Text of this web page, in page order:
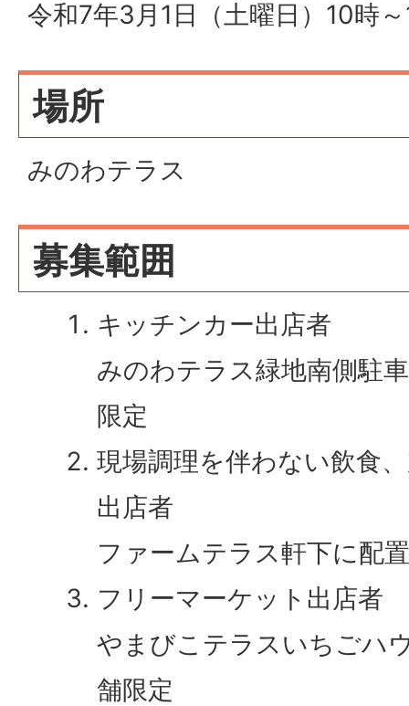
令和7年3月1日（土曜日）10時
場所
みのわテラス
募集範囲
キッチンカー出店者
みのわテラス緑地南側駐
限定
現場調理を伴わない飲食
出店者
ファームテラス軒下に配
フリーマーケット出店者
やまびこテラスいちごハ
舗限定